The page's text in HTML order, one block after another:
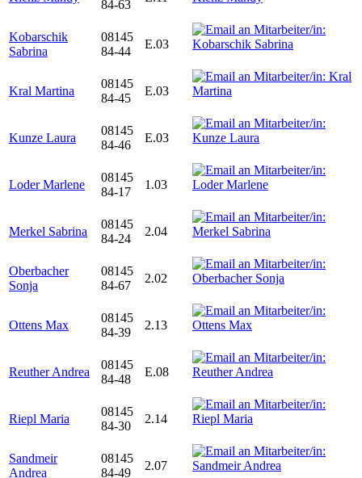
84-63
Kobarschik
Sabrina
08145
84-44
E.03
Kral Martina
08145
84-45
E.03
Kunze Laura
08145
84-46
E.03
Loder Marlene
08145
84-17
1.03
Merkel Sabrina
08145
84-24
2.04
Oberbacher
Sonja
08145
84-67
2.02
Ottens Max
08145
84-39
2.13
Reuther Andrea
08145
84-48
E.08
Riepl Maria
08145
84-30
2.14
Sandmeir
Andrea
08145
84-49
2.07